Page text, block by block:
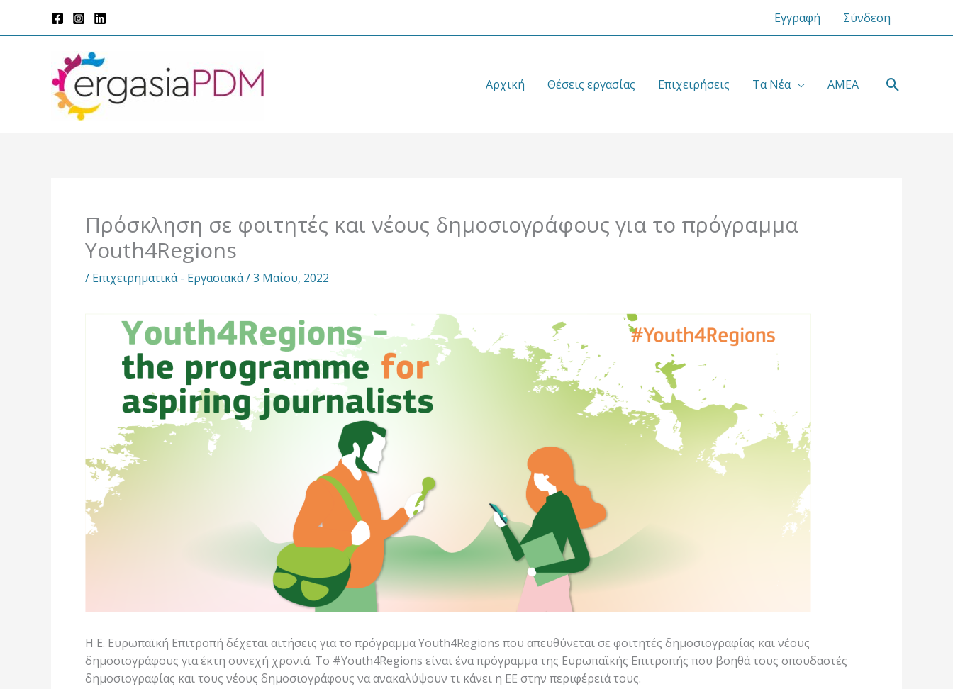
Εγγραφή Σύνδεση
Αρχική Θέσεις εργασίας Επιχειρήσεις Τα Νέα ΑΜΕΑ
Πρόσκληση σε φοιτητές και νέους δημοσιογράφους για το πρόγραμμα
Youth4Regions
/ Επιχειρηματικά - Εργασιακά/3 Μαΐου, 2022
Η Ε. Ευρωπαϊκή Επιτροπή δέχεται αιτήσεις για το πρόγραμμα Youth4Regions που απευθύνεται σε φοιτητές δημοσιογραφίας και νέους
δημοσιογράφους για έκτη συνεχή χρονιά. Το #Youth4Regions είναι ένα πρόγραμμα της Ευρωπαϊκής Επιτροπής που βοηθά τους σπουδαστές
δημοσιογραφίας και τους νέους δημοσιογράφους να ανακαλύψουν τι κάνει η ΕΕ στην περιφέρειά τους.